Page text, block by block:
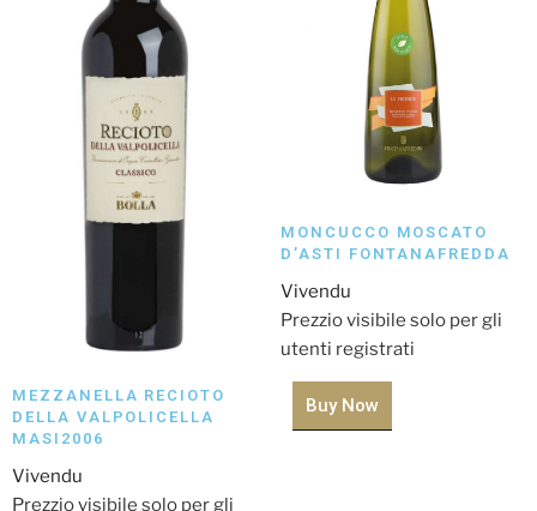
MEZZANELLA RECIOTO
DELLA VALPOLICELLA
MASI2006
Vivendu
Prezzio visibile solo per gli
MONCUCCO MOSCATO
D’ASTI FONTANAFREDDA
Vivendu
Prezzio visibile solo per gli
utenti registrati
Buy Now